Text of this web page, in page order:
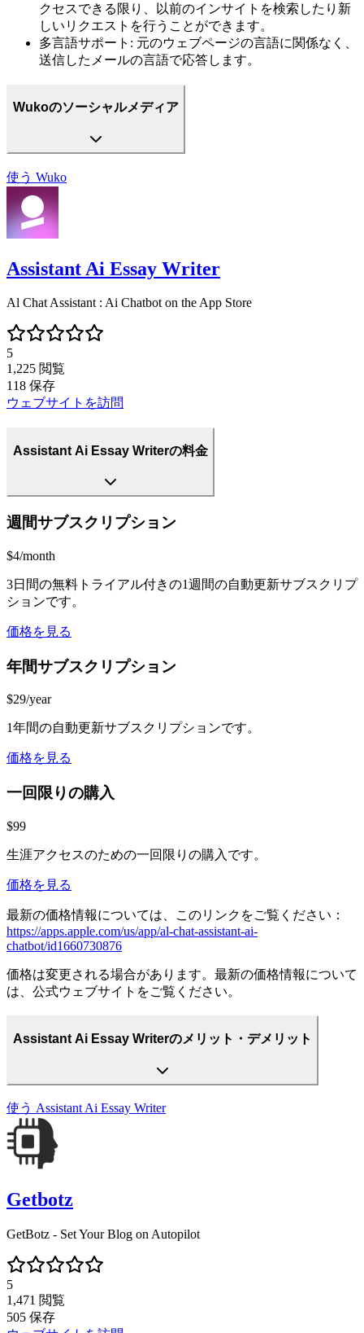
クセスできる限り、以前のインサイトを検索したり新
しいリクエストを行うことができます。
多言語サポート : 元のウェブページの言語に関係なく、
送信したメールの言語で応答します。
Wukoのソーシャルメディア
使う Wuko
Assistant Ai Essay Writer
Al Chat Assistant : Ai Chatbot on the App Store
5
1,225 閲覧
118 保存
ウェブサイトを訪問
Assistant Ai Essay Writerの料金
週間サブスクリプション
$4/month
3日間の無料トライアル付きの1週間の自動更新サブスクリプ
ションです。
価格を見る
年間サブスクリプション
$29/year
1年間の自動更新サブスクリプションです。
価格を見る
一回限りの購入
$99
生涯アクセスのための一回限りの購入です。
価格を見る
最新の価格情報については、このリンクをご覧ください：
https://apps.apple.com/us/app/al-chat-assistant-ai-
chatbot/id1660730876
価格は変更される場合があります。最新の価格情報について
は、公式ウェブサイトをご覧ください。
Assistant Ai Essay Writerのメリット・デメリット
使う Assistant Ai Essay Writer
Getbotz
GetBotz - Set Your Blog on Autopilot
5
1,471 閲覧
505 保存